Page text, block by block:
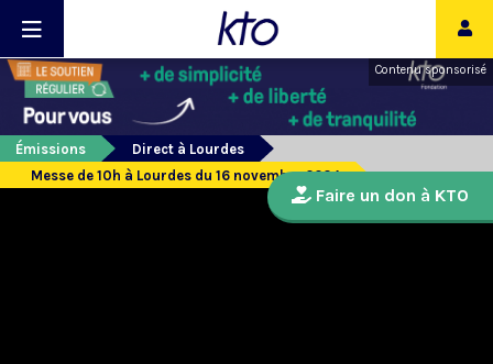
Contenu sponsorisé
Émissions
Direct à Lourdes
Messe de 10h à Lourdes du 16 novembre 2024
Faire un don à KTO